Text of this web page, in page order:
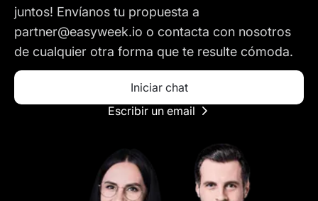
juntos! Envíanos tu propuesta a
partner@easyweek.io o contacta con nosotros
de cualquier otra forma que te resulte cómoda.
Iniciar chat
Escribir un email